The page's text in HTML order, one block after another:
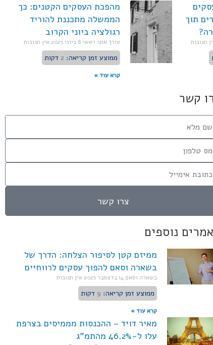
מהעסקים
תוך
תגובות
מהפכת העסקים הקטנים: כך
הממשלה מתכננת להוריד
רגולציה ביוני הקרוב
עורך אתר ראשי8 ביוני 2025 אין תגובות
ממוצע זמן קריאה: 2 דקות
קרא עוד »
קשר
צרו קשר
נוספים
ממיזם קטן לסיפור הצלחה: הדרך של
בשארה וסאם להפוך עסקים לרווחיים
בשארה וסאם14 בדצמבר 2025 אין תגובות
ממוצע זמן קריאה: 9 דקות
קרא עוד »
מאיר דויד – ההכנסות מממיסים בצרפת
עלו ל-46.2% מהתמ"ג